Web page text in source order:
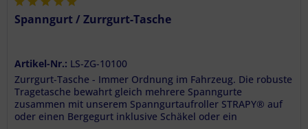
Spanngurt / Zurrgurt-Tasche
Artikel-Nr.: LS-ZG-10100
Zurrgurt-Tasche - Immer Ordnung im Fahrzeug. Die robuste
Tragetasche bewahrt gleich mehrere Spanngurte
zusammen mit unserem Spanngurtaufroller STRAPY® auf
oder einen Bergegurt inklusive Schäkel oder ein